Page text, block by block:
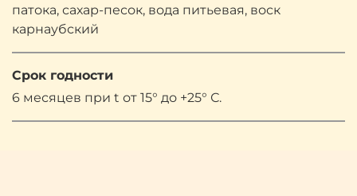
патока, сахар-песок, вода питьевая, воск
карнаубский
Срок годности
6 месяцев при t от 15° до +25° С.